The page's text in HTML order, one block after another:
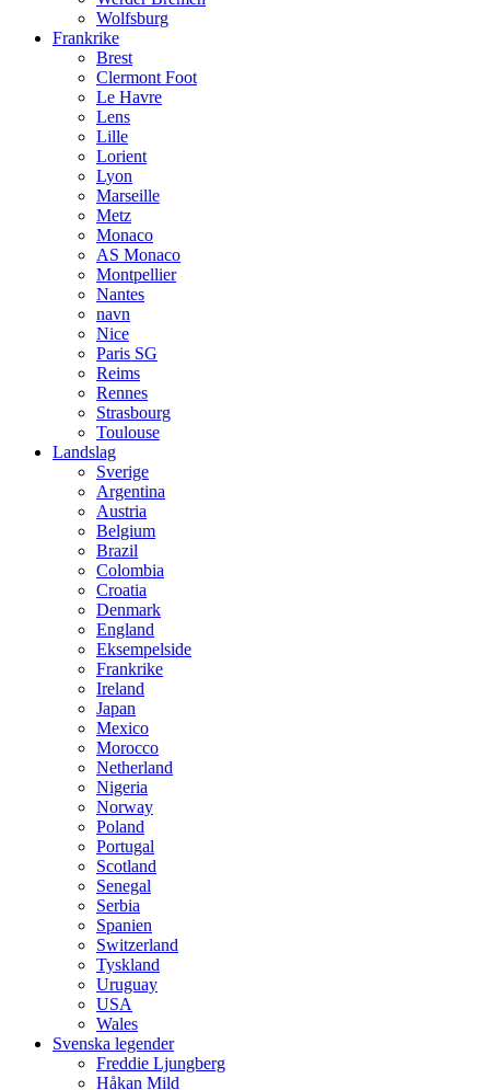
Wolfsburg
Frankrike
Brest
Clermont Foot
Le Havre
Lens
Lille
Lorient
Lyon
Marseille
Metz
Monaco
AS Monaco
Montpellier
Nantes
navn
Nice
Paris SG
Reims
Rennes
Strasbourg
Toulouse
Landslag
Sverige
Argentina
Austria
Belgium
Brazil
Colombia
Croatia
Denmark
England
Eksempelside
Frankrike
Ireland
Japan
Mexico
Morocco
Netherland
Nigeria
Norway
Poland
Portugal
Scotland
Senegal
Serbia
Spanien
Switzerland
Tyskland
Uruguay
USA
Wales
Svenska legender
Freddie Ljungberg
Håkan Mild